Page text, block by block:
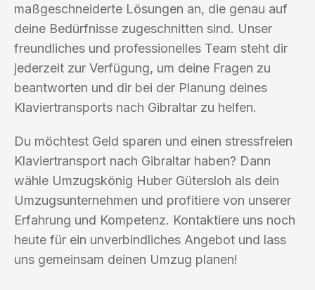
maßgeschneiderte Lösungen an, die genau auf
deine Bedürfnisse zugeschnitten sind. Unser
freundliches und professionelles Team steht dir
jederzeit zur Verfügung, um deine Fragen zu
beantworten und dir bei der Planung deines
Klaviertransports nach Gibraltar zu helfen.
Du möchtest Geld sparen und einen stressfreien
Klaviertransport nach Gibraltar haben? Dann
wähle Umzugskönig Huber Gütersloh als dein
Umzugsunternehmen und profitiere von unserer
Erfahrung und Kompetenz. Kontaktiere uns noch
heute für ein unverbindliches Angebot und lass
uns gemeinsam deinen Umzug planen!